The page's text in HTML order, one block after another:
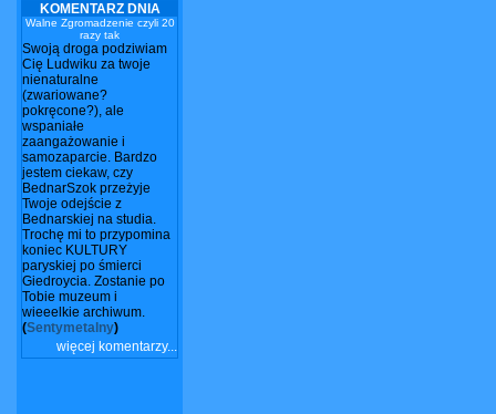
KOMENTARZ DNIA
Walne Zgromadzenie czyli 20
razy tak
Swoją droga podziwiam
Cię Ludwiku za twoje
nienaturalne
(zwariowane?
pokręcone?), ale
wspaniałe
zaangażowanie i
samozaparcie. Bardzo
jestem ciekaw, czy
BednarSzok przeżyje
Twoje odejście z
Bednarskiej na studia.
Trochę mi to przypomina
koniec KULTURY
paryskiej po śmierci
Giedroycia. Zostanie po
Tobie muzeum i
wieeelkie archiwum.
(Sentymetalny)
więcej komentarzy...